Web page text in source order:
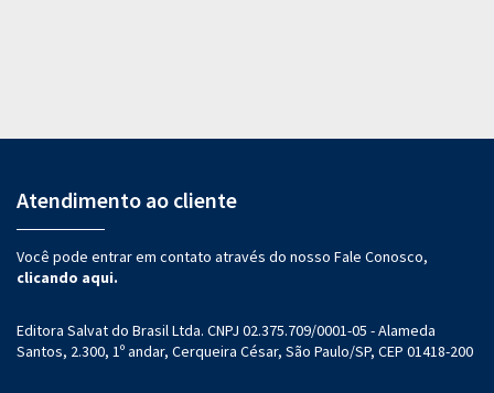
Atendimento ao cliente
Você pode entrar em contato através do nosso Fale Conosco,
clicando aqui.
Editora Salvat do Brasil Ltda. CNPJ 02.375.709/0001-05 - Alameda
Santos, 2.300, 1º andar, Cerqueira César, São Paulo/SP, CEP 01418-200